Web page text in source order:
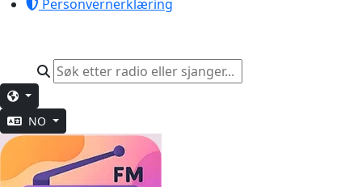
Personvernerklæring
NO